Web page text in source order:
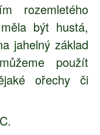
rozemletého
být hustá,
jahelný základ
použít
ořechy či